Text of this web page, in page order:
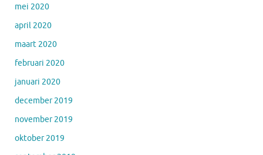
mei 2020
april 2020
maart 2020
februari 2020
januari 2020
december 2019
november 2019
oktober 2019